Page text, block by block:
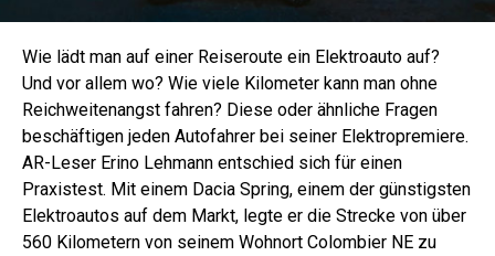
Wie lädt man auf einer Reiseroute ein Elektroauto auf?
Und vor allem wo? Wie viele Kilometer kann man ohne
Reichweitenangst fahren? Diese oder ähnliche Fragen
beschäftigen jeden Autofahrer bei seiner Elektropremiere.
AR-Leser Erino Lehmann entschied sich für einen
Praxistest. Mit einem Dacia Spring, einem der günstigsten
Elektroautos auf dem Markt, legte er die Strecke von über
560 Kilometern von seinem Wohnort Colombier NE zu